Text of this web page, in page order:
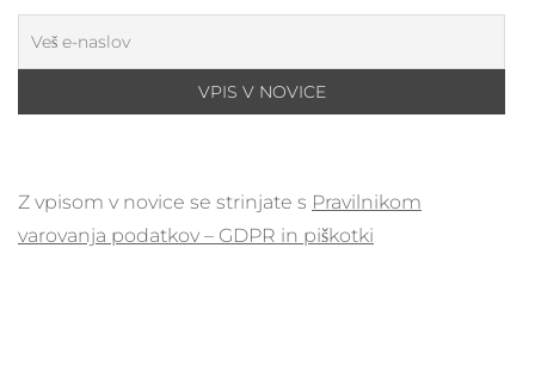
Z vpisom v novice se strinjate s Pravilnikom
varovanja podatkov – GDPR in piškotki